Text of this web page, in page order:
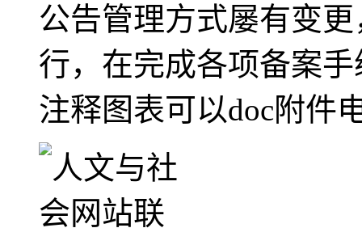
公告管理方式屡有变
行，在完成各项备案
注释图表可以doc附件